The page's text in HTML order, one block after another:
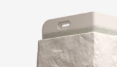
Рекламные